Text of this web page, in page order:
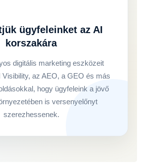
ügyfeleinket az AI
korszakára
digitális marketing eszközeit
az AEO, a GEO és más
hogy ügyfeleink a jövő
is versenyelőnyt
szerezhessenek.